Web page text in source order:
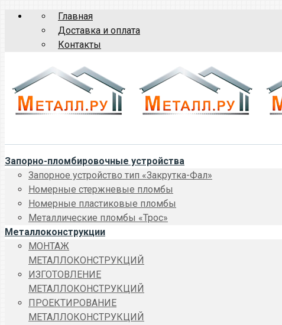
Главная
Доставка и оплата
Контакты
Запорно-пломбировочные устройства
Запорное устройство тип «Закрутка-Фал»
Номерные стержневые пломбы
Номерные пластиковые пломбы
Металлические пломбы «Трос»
Металлоконструкции
МОНТАЖ
МЕТАЛЛОКОНСТРУКЦИЙ
ИЗГОТОВЛЕНИЕ
МЕТАЛЛОКОНСТРУКЦИЙ
ПРОЕКТИРОВАНИЕ
МЕТАЛЛОКОНСТРУКЦИЙ